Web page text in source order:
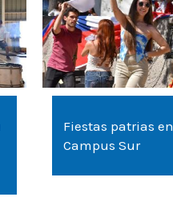
Fiestas patrias en
Campus Sur